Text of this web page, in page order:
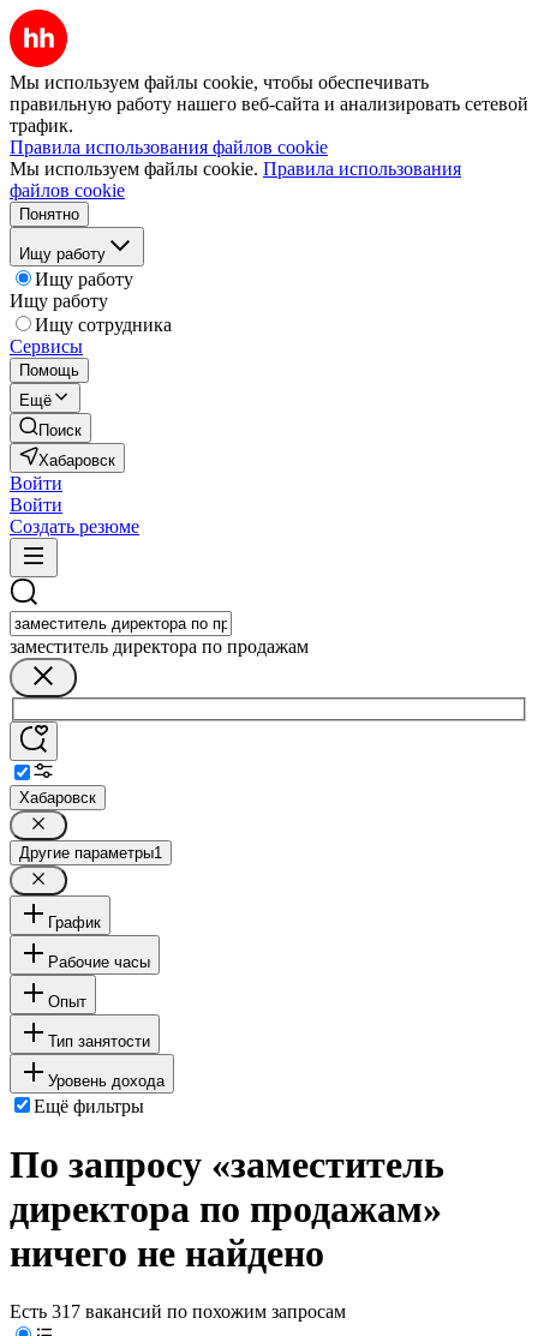
Мы используем файлы cookie, чтобы обеспечивать
правильную работу нашего веб-сайта и анализировать сетевой
трафик.
Правила использования файлов cookie
Мы используем файлы cookie. Правила использования
файлов cookie
Понятно
Ищу работу
Ищу работу
Ищу работу
Ищу сотрудника
Сервисы
Помощь
Ещё
Поиск
Хабаровск
Войти
Войти
Создать резюме
заместитель директора по продажам
Хабаровск
Другие параметры1
График
Рабочие часы
Опыт
Тип занятости
Уровень дохода
Ещё фильтры
По запросу «заместитель
директора по продажам»
ничего не найдено
Есть 317 вакансий по похожим запросам